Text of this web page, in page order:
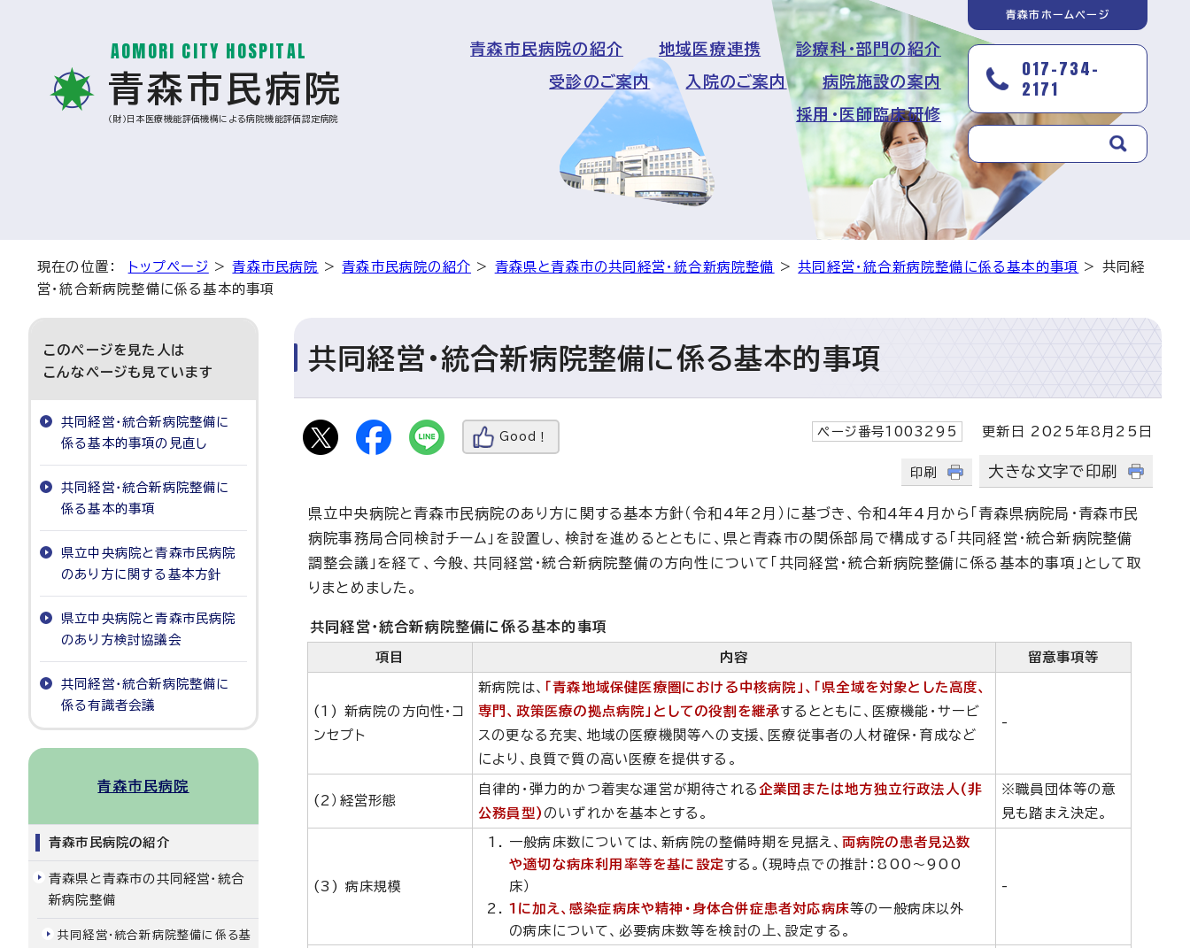
青森市民病院
AOMORI CITY HOSPITAL
（財）日本医療機能評価機構による病院機能評価認定病院
青森市民病院の紹介 地域医療連携 診療科・部門の紹介
受診のご案内 入院のご案内 病院施設の案内
採用・医師臨床研修
青森市ホームページ
017-734-
2171
現在の位置： トップページ >青森市民病院 >青森市民病院の紹介 > 青森県と青森市の共同経営・統合新病院整備 >共同経営・統合新病院整備に係る基本的事項 > 共同経
営・統合新病院整備に係る基本的事項
共同経営・統合新病院整備に係る基本的事項
Good！ ページ番号1003295 更新日 2025年8月25日
印刷 大きな文字で印刷
県立中央病院と青森市民病院のあり方に関する基本方針（令和4年2月）に基づき、令和4年4月から「青森県病院局・青森市民
病院事務局合同検討チーム」を設置し、検討を進めるとともに、県と青森市の関係部局で構成する「共同経営・統合新病院整備
調整会議」を経て、今般、共同経営・統合新病院整備の方向性について「共同経営・統合新病院整備に係る基本的事項」として取
りまとめました。
共同経営・統合新病院整備に係る基本的事項
項目 内容 留意事項等
(1) 新病院の方向性・コ
ンセプト
新病院は、 「青森地域保健医療圏における中核病院」、「県全域を対象とした高度、
専門、政策医療の拠点病院」としての役割を継承するとともに、医療機能・サービ
スの更なる充実、地域の医療機関等への支援、医療従事者の人材確保・育成など
により、良質で質の高い医療を提供する。
-
(2）経営形態
自律的・弾力的かつ着実な運営が期待される 企業団または地方独立行政法人(非
公務員型) のいずれかを基本とする。
※職員団体等の意
見も踏まえ決定。
(3) 病床規模
一般病床数については、新病院の整備時期を見据え、 両病院の患者見込数
や適切な病床利用率等を基に設定 する。(現時点での推計：800～900
床）
1に加え、感染症病床や精神・身体合併症患者対応病床等の一般病床以外
の病床について、必要病床数等を検討の上、設定する。
-
このページを見た人は
こんなページも見ています
共同経営・統合新病院整備に
係る基本的事項の見直し
共同経営・統合新病院整備に
係る基本的事項
県立中央病院と青森市民病院
のあり方に関する基本方針
県立中央病院と青森市民病院
のあり方検討協議会
共同経営・統合新病院整備に
係る有識者会議
青森市民病院
青森市民病院の紹介
青森県と青森市の共同経営・統合
新病院整備
共同経営・統合新病院整備に係る基